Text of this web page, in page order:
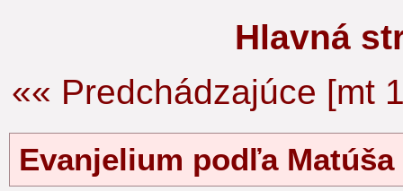
Hlavná
«« Predchádzajúce [mt
Evanjelium podľa